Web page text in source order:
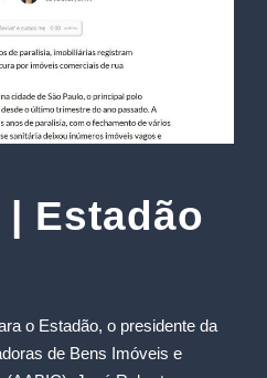
| Estadão
o Estadão, o presidente da
de Bens Imóveis e